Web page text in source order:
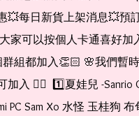
💥每日新貨上架消息💥預
家可以按個人卡通喜好加
組都加入👏🏻 🌸我們暫
入 👇🏻  1️⃣夏娃兒 -Sanrio
PC Sam Xo 水怪 玉桂狗 布